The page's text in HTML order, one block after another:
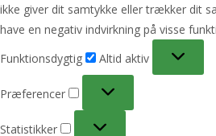
ikke giver dit samtykke eller trækker dit
have en negativ indvirkning på visse
Funktionsdygtig
Altid aktiv
Præferencer
Statistikker